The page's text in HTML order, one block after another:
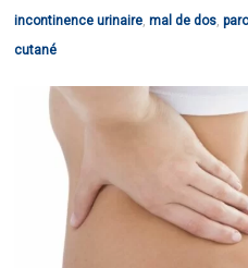
incontinence urinaire,mal de dos,
cutané